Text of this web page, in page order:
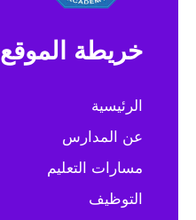
خريطة الموقع
الرئيسية
عن المدارس
مسارات التعليم
التوظيف